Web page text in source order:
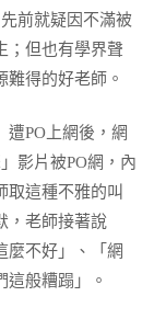
前就疑因不滿被
；但也有學界聲
得的好老師。
PO上網後，網
影片被PO網，內
取這種不雅的叫
，老師接著說
麼不好」、「網
般糟蹋」。